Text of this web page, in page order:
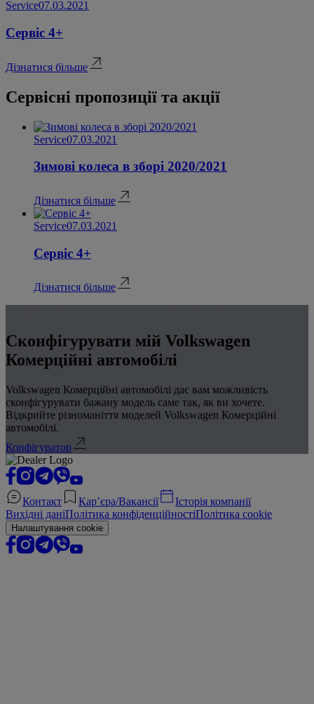
Service07.03.2021
Сервіс 4+
Дізнатися більше
Сервісні пропозиції та акції
Service07.03.2021
Зимові колеса в зборі 2020/2021
Дізнатися більше
Service07.03.2021
Сервіс 4+
Дізнатися більше
Сконфігурувати мій Volkswagen
Комерційні автомобілі
Volkswagen Комерційні автомобілі дає вам можливість
сконфігурувати бажану модель саме так, як ви хочете.
Відкрийте різноманіття моделей Volkswagen Комерційні
автомобілі.
Конфігуратор
Контакт Кар’єра/Вакансії
Історія компанії
Вихідні даніПолітика конфіденційностіПолітика cookie
Налаштування cookie